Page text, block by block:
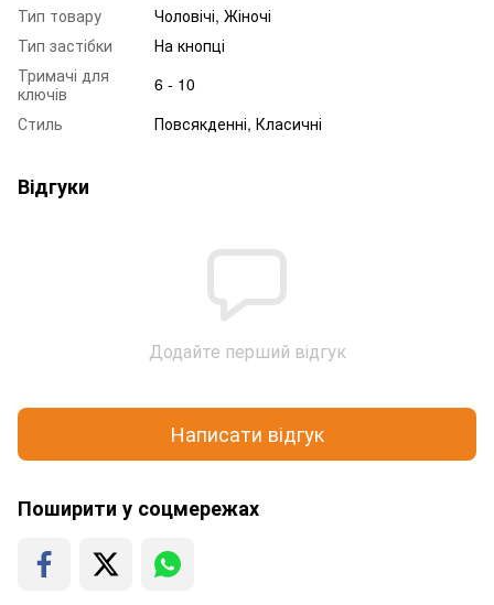
Тип товару
Чоловічі, Жіночі
Тип застібки
На кнопці
Тримачі для
ключів
6 - 10
Стиль
Повсякденні, Класичні
Відгуки
Додайте перший відгук
Написати відгук
Поширити у соцмережах